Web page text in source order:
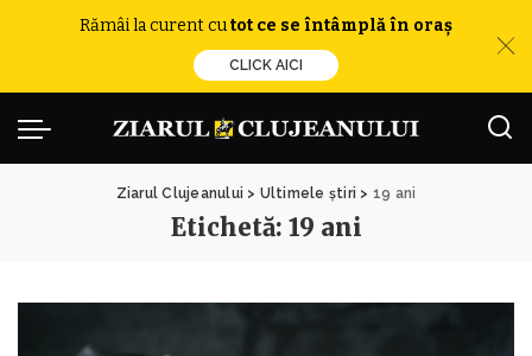
Rămâi la curent cutot ce se întâmplă în oraș
CLICK AICI
Ziarul Clujeanului > Ultimele știri > 19 ani
Etichetă: 19 ani